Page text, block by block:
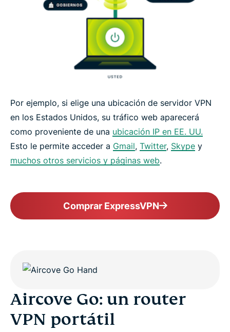
Por ejemplo, si elige una ubicación de servidor VPN
en los Estados Unidos, su tráfico web aparecerá
como proveniente de una ubicación IP en EE. UU.
Esto le permite acceder a Gmail, Twitter, Skype y
muchos otros servicios y páginas web.
Comprar ExpressVPN
Aircove Go: un router
VPN portátil